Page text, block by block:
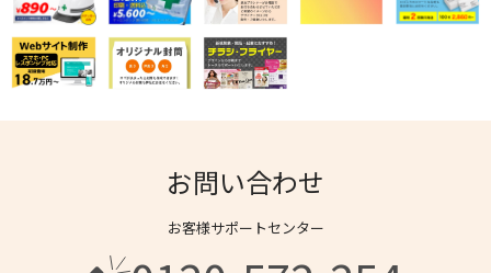
お問い合わせ
お客様サポートセンター